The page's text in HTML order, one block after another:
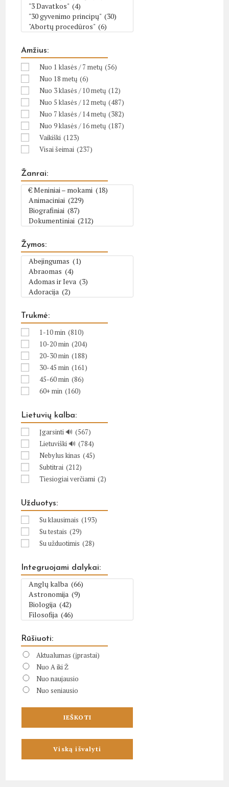
Amžius:
Nuo 1 klasės / 7 metų (56)
Nuo 18 metų (6)
Nuo 3 klasės / 10 metų (12)
Nuo 5 klasės / 12 metų (487)
Nuo 7 klasės / 14 metų (382)
Nuo 9 klasės / 16 metų (187)
Vaikiški (123)
Visai šeimai (237)
Žanrai:
Žymos:
Trukmė:
1-10 min (810)
10-20 min (204)
20-30 min (188)
30-45 min (161)
45-60 min (86)
60+ min (160)
Lietuvių kalba:
Įgarsinti 🔊 (567)
Lietuviški 🔊 (784)
Nebylus kinas (45)
Subtitrai (212)
Tiesiogiai verčiami (2)
Užduotys:
Su klausimais (193)
Su testais (29)
Su užduotimis (28)
Integruojami dalykai:
Rūšiuoti:
Aktualumas (įprastai)
Nuo A iki Ž
Nuo naujausio
Nuo seniausio